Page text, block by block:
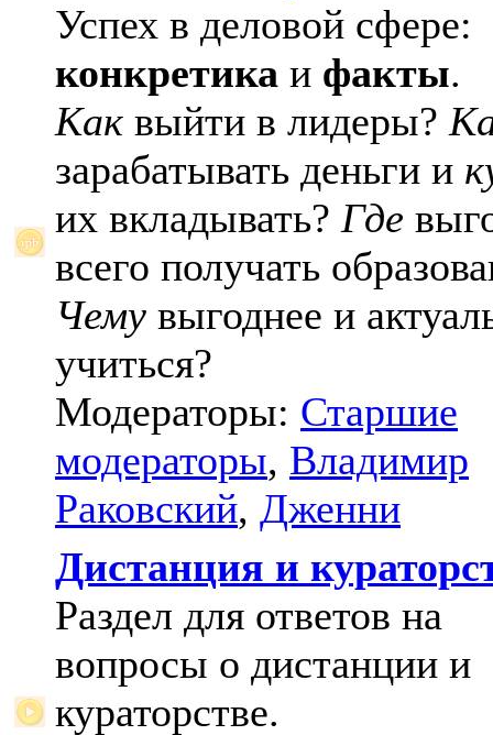
Успех в деловой сфере:
конкретика и факты.
Как выйти в лидеры?
зарабатывать деньги и
их вкладывать? Где
всего получать
Чему выгоднее и
учиться?
Модераторы: Старшие
модераторы, Владимир
Раковский, Дженни
Дистанция и
Раздел для ответов на
вопросы о дистанции и
кураторстве.